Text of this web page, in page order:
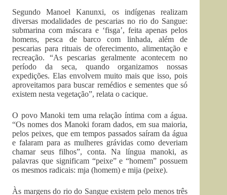
Segundo Manoel Kanunxi, os indígenas realizam
diversas modalidades de pescarias no rio do Sangue:
submarina com máscara e ‘fisga’, feita apenas pelos
homens, pesca de barco com linhada, além de
pescarias para rituais de oferecimento, alimentação e
recreação. “As pescarias geralmente acontecem no
período da seca, quando organizamos nossas
expedições. Elas envolvem muito mais que isso, pois
aproveitamos para buscar remédios e sementes que só
existem nesta vegetação”, relata o cacique.
O povo Manoki tem uma relação íntima com a água.
“Os nomes dos Manoki foram dados, em sua maioria,
pelos peixes, que em tempos passados saíram da água
e falaram para as mulheres grávidas como deveriam
chamar seus filhos”, conta. Na língua manoki, as
palavras que significam “peixe” e “homem” possuem
os mesmos radicais: mja (homem) e mija (peixe).
Às margens do rio do Sangue existem pelo menos três